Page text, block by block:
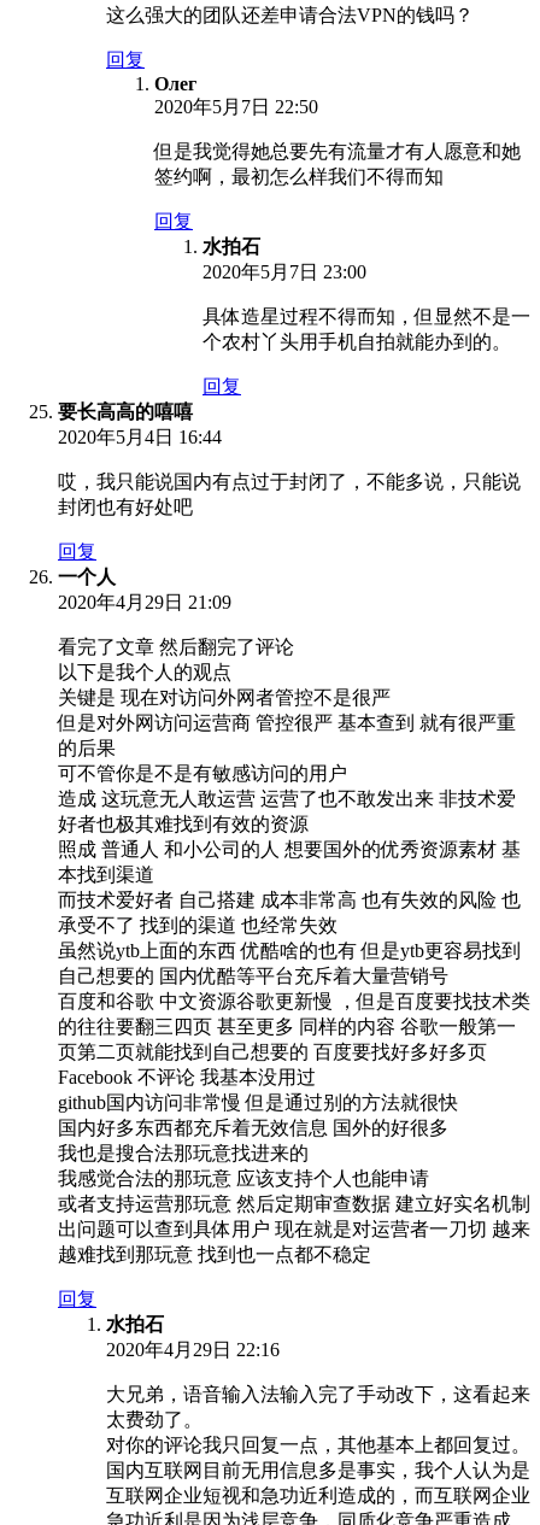
这么强大的团队还差申请合法VPN的钱吗？
回复
Олег
2020年5月7日 22:50
但是我觉得她总要先有流量才有人愿意和她
签约啊，最初怎么样我们不得而知
回复
水拍石
2020年5月7日 23:00
具体造星过程不得而知，但显然不是一
个农村丫头用手机自拍就能办到的。
回复
要长高高的嘻嘻
2020年5月4日 16:44
哎，我只能说国内有点过于封闭了，不能多说，只能说
封闭也有好处吧
回复
一个人
2020年4月29日 21:09
看完了文章 然后翻完了评论
以下是我个人的观点
关键是 现在对访问外网者管控不是很严
但是对外网访问运营商 管控很严 基本查到 就有很严重
的后果
可不管你是不是有敏感访问的用户
造成 这玩意无人敢运营 运营了也不敢发出来 非技术爱
好者也极其难找到有效的资源
照成 普通人 和小公司的人 想要国外的优秀资源素材 基
本找到渠道
而技术爱好者 自己搭建 成本非常高 也有失效的风险 也
承受不了 找到的渠道 也经常失效
虽然说ytb上面的东西 优酷啥的也有 但是ytb更容易找到
自己想要的 国内优酷等平台充斥着大量营销号
百度和谷歌 中文资源谷歌更新慢 ，但是百度要找技术类
的往往要翻三四页 甚至更多 同样的内容 谷歌一般第一
页第二页就能找到自己想要的 百度要找好多好多页
Facebook 不评论 我基本没用过
github国内访问非常慢 但是通过别的方法就很快
国内好多东西都充斥着无效信息 国外的好很多
我也是搜合法那玩意找进来的
我感觉合法的那玩意 应该支持个人也能申请
或者支持运营那玩意 然后定期审查数据 建立好实名机制
出问题可以查到具体用户 现在就是对运营者一刀切 越来
越难找到那玩意 找到也一点都不稳定
回复
水拍石
2020年4月29日 22:16
大兄弟，语音输入法输入完了手动改下，这看起来
太费劲了。
对你的评论我只回复一点，其他基本上都回复过。
国内互联网目前无用信息多是事实，我个人认为是
互联网企业短视和急功近利造成的，而互联网企业
急功近利是因为浅层竞争，同质化竞争严重造成